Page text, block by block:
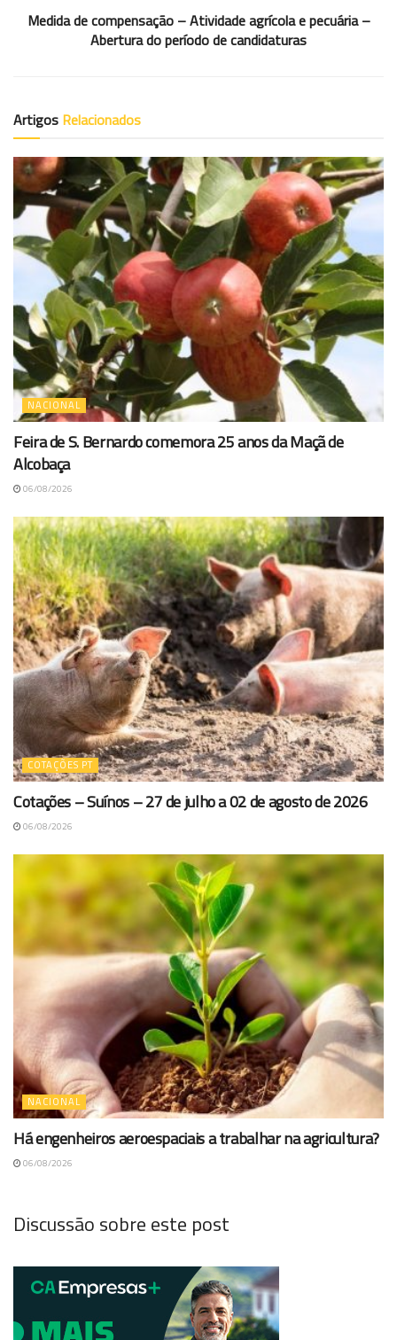
Medida de compensação – Atividade agrícola e pecuária –
Abertura do período de candidaturas
Artigos Relacionados
NACIONAL
Feira de S. Bernardo comemora 25 anos da Maçã de
Alcobaça
06/08/2026
COTAÇÕES PT
Cotações – Suínos – 27 de julho a 02 de agosto de 2026
06/08/2026
NACIONAL
Há engenheiros aeroespaciais a trabalhar na agricultura?
06/08/2026
Discussão sobre este post